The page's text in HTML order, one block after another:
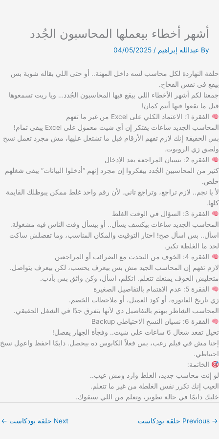
content
أشهر أخطاء بيعملها المحاسبون الجُدد
By عبدالله إبراهيم /
04/05/2025
حلقة النهاردة لكل محاسب لسه داخل المهنة.. أو حتى اللي بقاله شوية بس
بيقع في نفس الفخاخ.
جمعنا لكم أشهر الأخطاء اللي بيقع فيها المحاسبون الجُدد… ويا ريت تسمعوها
قبل ما تقعوا فيها أنتم كمان!
الفقرة 1: الاعتماد الكلي على Excel من غير ما تفهم
المحاسب الجديد ساعات يفتكر إن أي شيت معمول على Excel يبقى تمام!
بس الحقيقة إنك لازم تفهم الأرقام قبل ما تشتغل عليها، مش مجرد تعمل نسخ
ولصق زي الروبوت.
الفقرة 2: نسيان المراجعة بعد الإدخال
كتير من المحاسبين الجُدد بيفكروا إن مجرد إنهم “أدخلوا البيانات” يبقى شغلهم
خلص.
لأ يا نجم.. لازم تراجع، وتراجع تاني. لأن رقم واحد غلط ممكن يبوظلك القايمة
كلها.
الفقرة 3: السؤال في الوقت الغلط
المحاسب الجديد ساعات بيكسف يسأل.. أو بيسأل وقت الناس فيه مشغولة.
اسأل.. بس اسأل صح! اختار التوقيت والمكان المناسب، وما تفضلش ساكت
لحد ما الغلطة تكبر.
الفقرة 4: الخوف من التحدث مع الضرائب أو المراجعين
لازم تفهم إن المحاسب الجيد مش بس بيعرف يحسب، لكن بيعرف يتواصل.
متخليش الخوف يمنعك تتعلم. اتكلم، اسأل، وكن واثق بس بأدب.
الفقرة 5: عدم الاهتمام بالتفاصيل الصغيرة
زي تاريخ الفاتورة، أو كود العميل، أو ملاحظات الخصم.
المحاسب الشاطر بيهتم بالتفاصيل دي لأنها بتفرق جدًا في الشغل الحقيقي.
الفقرة 6: نسيان النسخ الاحتياطي Backup
تخيل تقعد شغال 6 ساعات على شيت.. وفجأة الجهاز يفصل!
إحنا مش في فيلم رعب، بس فعلاً الكابوس ده بيحصل. دايمًا احفظ واعمِل نسخ
احتياطي.
الخاتمة:
لو إنت محاسب جديد، الغلط وارد ومش عيب..
العيب إنك تكرر نفس الغلطة من غير ما تتعلم.
خليك دايمًا في حالة تطوير، وتعلم من اللي سبقوك.
→ Next حلقة بودكاست ←